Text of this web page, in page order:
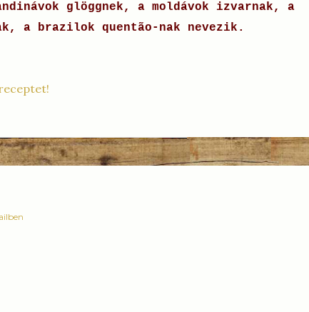
glöggnek, a moldávok izvarnak, a
a brazilok quentão-nak nevezik.